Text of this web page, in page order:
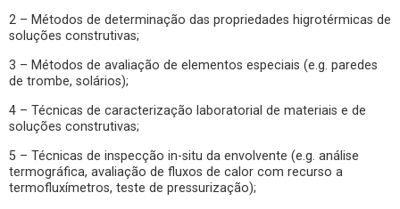
2 – Métodos de determinação das propriedades higrotérmicas de
soluções construtivas;
3 – Métodos de avaliação de elementos especiais (e.g. paredes
de trombe, solários);
4 – Técnicas de caracterização laboratorial de materiais e de
soluções construtivas;
5 – Técnicas de inspecção in-situ da envolvente (e.g. análise
termográfica, avaliação de fluxos de calor com recurso a
termofluxímetros, teste de pressurização);